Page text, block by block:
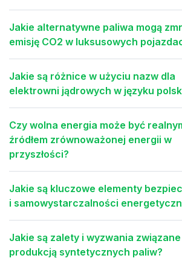
Jakie alternatywne paliwa mogą
emisję CO2 w luksusowych
Jakie są różnice w użyciu nazw dla
elektrowni jądrowych w języku
Czy wolna energia może być
źródłem zrównoważonej energii w
przyszłości?
Jakie są kluczowe elementy
i samowystarczalności
Jakie są zalety i wyzwania związane
produkcją syntetycznych paliw?